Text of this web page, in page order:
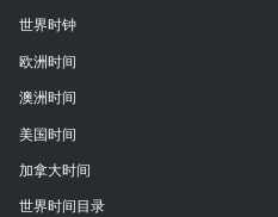
世界时钟
欧洲时间
澳洲时间
美国时间
加拿大时间
世界时间目录